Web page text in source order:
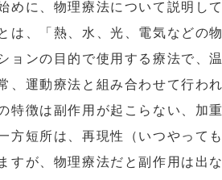
めに、物理療法について説明して
は、「熱、水、光、電気などの
ョンの目的で使用する療法で、
、運動療法と組み合わせて行わ
特徴は副作用が起こらない、加
方短所は、再現性（いつやって
すが、物理療法だと副作用は出